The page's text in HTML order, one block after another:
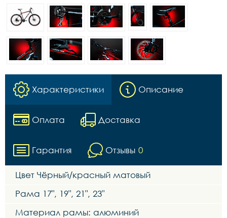
Характеристики Описание
Оплата Доставка
Гарантия Отзывы 0
Цвет Чёрный/красный матовый
Рама 17", 19", 21", 23"
Материал рамы: алюминий